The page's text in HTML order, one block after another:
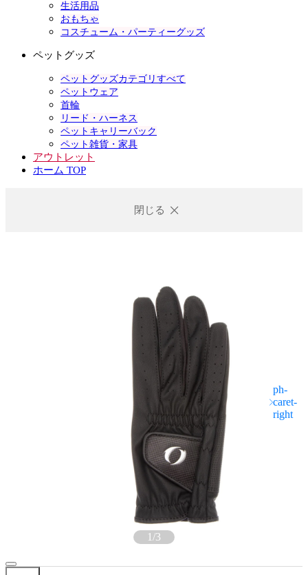
生活用品
おもちゃ
コスチューム・パーティーグッズ
ペットグッズ
ペットグッズカテゴリすべて
ペットウェア
首輪
リード・ハーネス
ペットキャリーバック
ペット雑貨・家具
アウトレット
ホーム TOP
閉じる
1/3